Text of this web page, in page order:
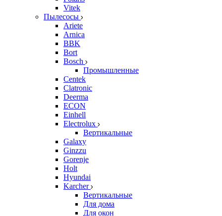
Vitek
Пылесосы
Ariete
Arnica
BBK
Bort
Bosch
Промышленные
Centek
Clatronic
Deerma
ECON
Einhell
Electrolux
Вертикальные
Galaxy
Ginzzu
Gorenje
Holt
Hyundai
Karcher
Вертикальные
Для дома
Для окон